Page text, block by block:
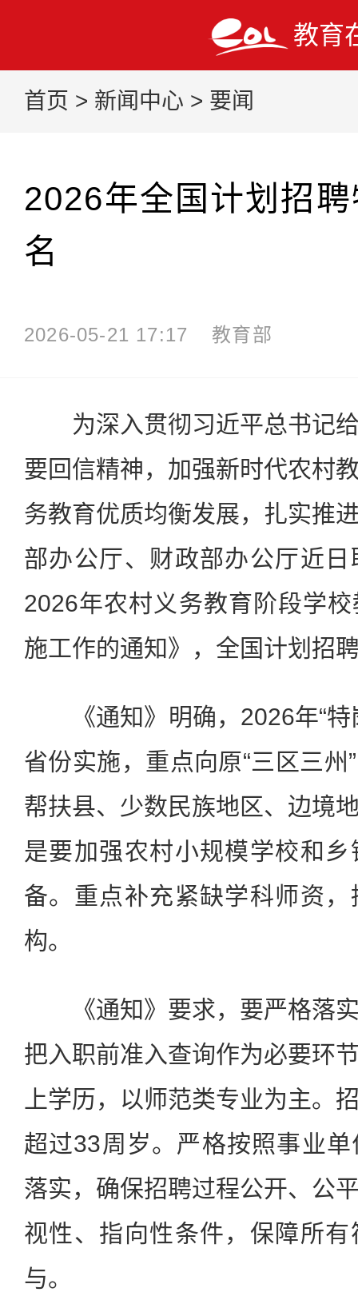
教育
首页 > 新闻中心 > 要闻
2026年全国计划招
名
2026-05-21 17:17 教育部
为深入贯彻习近平总书记给
要回信精神，加强新时代农村
务教育优质均衡发展，扎实推
部办公厅、财政部办公厅近
2026年农村义务教育阶段学
施工作的通知》，全国计划招
《通知》明确，2026年“特
省份实施，重点向原“三区三州
帮扶县、少数民族地区、边境
是要加强农村小规模学校和
备。重点补充紧缺学科师资
构。
《通知》要求，要严格落实
把入职前准入查询作为必要环
上学历，以师范类专业为主。
超过33周岁。严格按照事业
落实，确保招聘过程公开、公
视性、指向性条件，保障所
与。